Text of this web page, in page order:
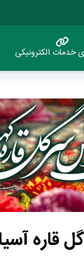
خدمات الکترونیکی
قاره